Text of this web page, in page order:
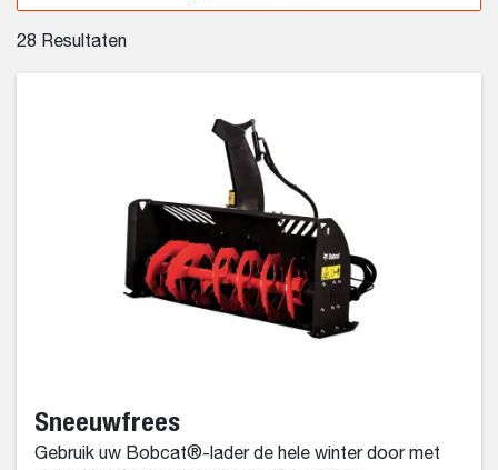
28 Resultaten
Sneeuwfrees
Gebruik uw Bobcat®-lader de hele winter door met